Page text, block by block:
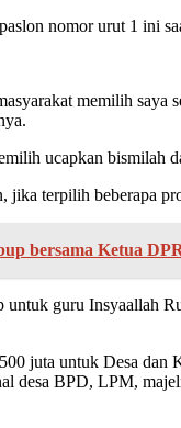
nomor urut 1 ini
memilih
ucapkan bismilah
jika terpilih beberapa
bersama Ketua
untuk guru Insyaallah
juta untuk Desa dan
desa BPD, LPM,